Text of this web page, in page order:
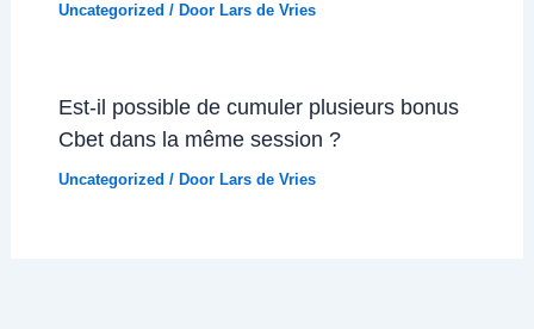
Uncategorized / Door Lars de Vries
Est-il possible de cumuler plusieurs bonus
Cbet dans la même session ?
Uncategorized / Door Lars de Vries